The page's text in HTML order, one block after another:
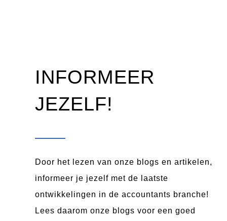
INFORMEER
JEZELF!
Door het lezen van onze blogs en artikelen,
informeer je jezelf met de laatste
ontwikkelingen in de accountants branche!
Lees daarom onze blogs voor een goed